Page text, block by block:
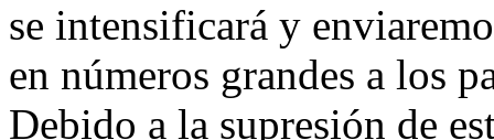
se intensificará y
en números grandes a los
Debido a la supresión de